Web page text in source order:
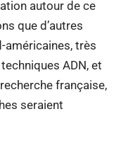
autour de ce
que d’autres
américaines, très
ADN, et
française,
seraient